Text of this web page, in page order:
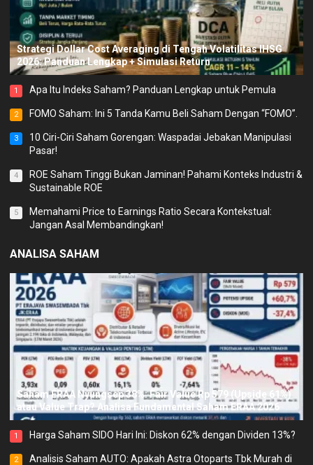
Strategi Dollar Cost Averaging di Tengah Volatilitas IHSG
2026: Panduan Lengkap + Simulasi Return
1 Apa Itu Indeks Saham? Panduan Lengkap untuk Pemula
2 FOMO Saham: Ini 5 Tanda Kamu Beli Saham Dengan “FOMO”.
3
10 Ciri-Ciri Saham Gorengan: Waspadai Jebakan Manipulasi
Pasar!
4
ROE Saham Tinggi Bukan Jaminan! Pahami Konteks Industri &
Sustainable ROE
5
Memahami Price to Earnings Ratio Secara Kontekstual:
Jangan Asal Membandingkan!
ANALISA SAHAM
Saham ERAA Nyungsep 38%: Fair Value Rp 579 (Upside 61%)
atau Value Trap? Analisa Fundamental Saham ERAA 2026
1 Harga Saham SIDO Hari Ini: Diskon 62% dengan Dividen 13%?
2
Analisis Saham AUTO: Apakah Astra Otoparts Tbk Murah di